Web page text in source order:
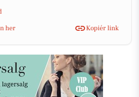
her
Kopiér link